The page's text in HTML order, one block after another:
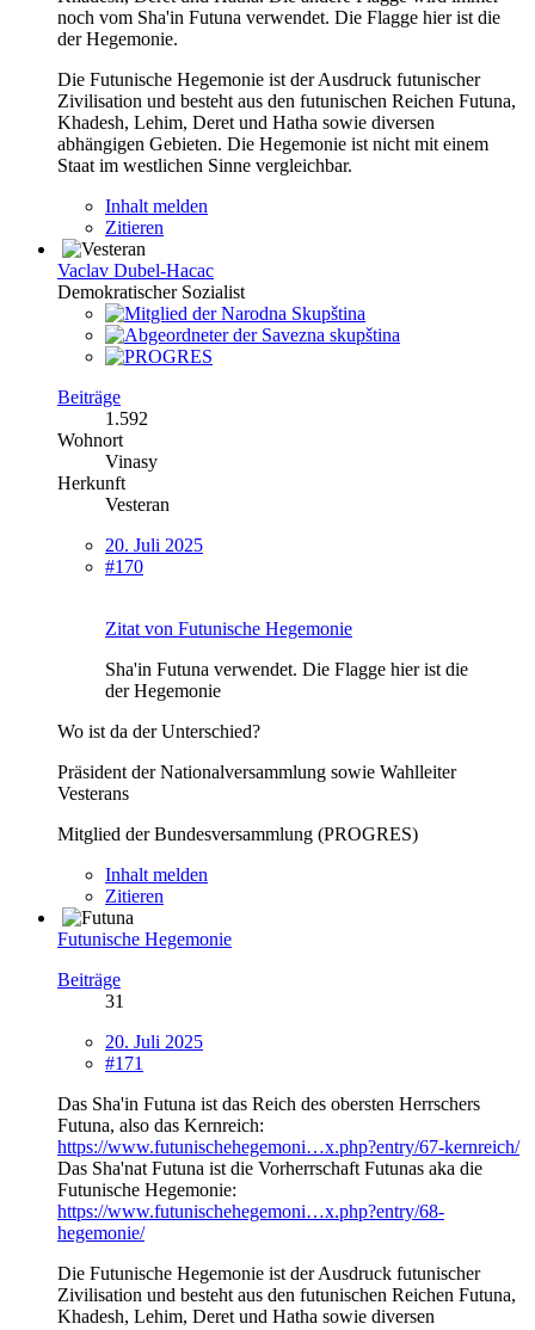
noch vom Sha'in Futuna verwendet. Die Flagge hier ist die
der Hegemonie.
Die Futunische Hegemonie ist der Ausdruck futunischer
Zivilisation und besteht aus den futunischen Reichen Futuna,
Khadesh, Lehim, Deret und Hatha sowie diversen
abhängigen Gebieten. Die Hegemonie ist nicht mit einem
Staat im westlichen Sinne vergleichbar.
Inhalt melden
Zitieren
Vaclav Dubel-Hacac
Demokratischer Sozialist
Beiträge
1.592
Wohnort
Vinasy
Herkunft
Vesteran
20. Juli 2025
#170
Zitat von Futunische Hegemonie
Sha'in Futuna verwendet. Die Flagge hier ist die
der Hegemonie
Wo ist da der Unterschied?
Präsident der Nationalversammlung sowie Wahlleiter
Vesterans
Mitglied der Bundesversammlung (PROGRES)
Inhalt melden
Zitieren
Futunische Hegemonie
Beiträge
31
20. Juli 2025
#171
Das Sha'in Futuna ist das Reich des obersten Herrschers
Futuna, also das Kernreich:
https://www.futunischehegemoni…x.php?entry/67-kernreich/
Das Sha'nat Futuna ist die Vorherrschaft Futunas aka die
Futunische Hegemonie:
https://www.futunischehegemoni…x.php?entry/68-
hegemonie/
Die Futunische Hegemonie ist der Ausdruck futunischer
Zivilisation und besteht aus den futunischen Reichen Futuna,
Khadesh, Lehim, Deret und Hatha sowie diversen